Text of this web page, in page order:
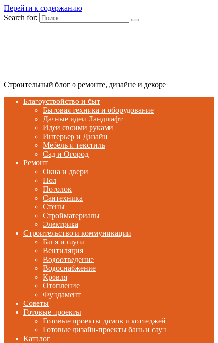
Перейти к содержанию
Search for:
Строительный блог о ремонте, дизайне и декоре
Благоустройство и быт
Бытовая техника и оборудование
Дачные идеи Ландшафт
Идеи своими руками
Интерьер и Дизайн
Мебель и текстиль
Сад и Огород
Ремонт
Окна и двери
Пол
Потолок
Сантехника
Стены
Стройматериалы
Электрика
Строительство и коммуникации
Баня и сауна
Вентиляция
Водоотведение
Водоснабжение
Кровля
Отопление
Фундамент
Советы
Готовые проекты
Готовые проекты домов и коттеджей
Готовые дизайн-проекты бань и саун
Каталог